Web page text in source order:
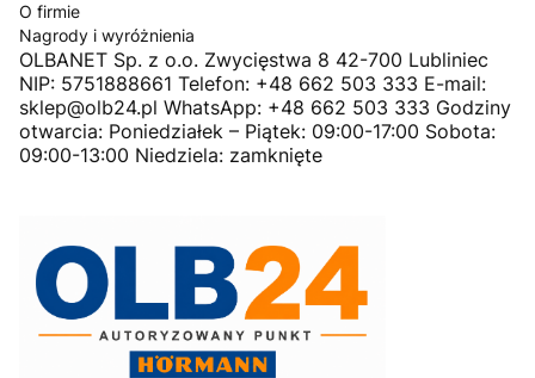
O firmie
Nagrody i wyróżnienia
OLBANET Sp. z o.o. Zwycięstwa 8 42-700 Lubliniec
NIP: 5751888661 Telefon: +48 662 503 333 E-mail:
sklep@olb24.pl WhatsApp: +48 662 503 333 Godziny
otwarcia: Poniedziałek – Piątek: 09:00-17:00 Sobota:
09:00-13:00 Niedziela: zamknięte